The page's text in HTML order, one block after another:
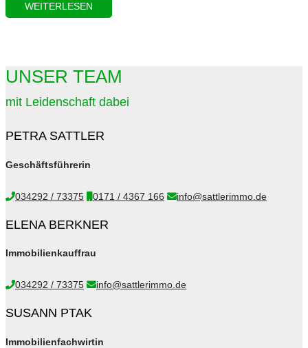
WEITERLESEN
UNSER TEAM
mit Leidenschaft dabei
PETRA SATTLER
Geschäftsführerin
034292 / 73375 0171 / 4367 166 info@sattlerimmo.de
ELENA BERKNER
Immobilienkauffrau
034292 / 73375 info@sattlerimmo.de
SUSANN PTAK
Immobilienfachwirtin